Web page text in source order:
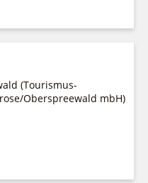
Goyatz
(Tourismus-
Oberspreewald mbH)